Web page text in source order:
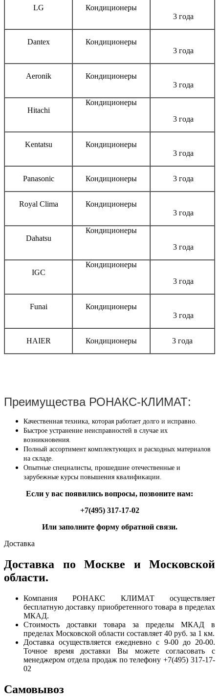
LG
Кондиционеры
3 года
Dantex
Кондиционеры
3 года
Aeronik
Кондиционеры
3 года
Hitachi
Кондиционеры
3 года
Kentatsu
Кондиционеры
3 года
Panasonic Кондиционеры 3 года
Royal Clima
Кондиционеры
3 года
Dahatsu
Кондиционеры
3 года
IGC
Кондиционеры
3 года
Funai
Кондиционеры
3 года
HAIER Кондиционеры 3 года
Преимущества РОНАКС-КЛИМАТ:
Качественная техника, которая работает долго и исправно.
Быстрое устранение неисправностей в случае их
возникновения.
Полный ассортимент комплектующих и расходных материалов
на складе.
Опытные специалисты, прошедшие отечественные и
зарубежные курсы повышения квалификации.
Если у вас появились вопросы, позвоните нам:
+7(495) 317-17-02
Или заполните форму обратной связи.
Доставка
Доставка по Москве и Московской
области.
Компания РОНАКС КЛИМАТ осуществляет
бесплатную доставку приобретенного товара в пределах
МКАД.
Стоимость доставки товара за пределы МКАД в
пределах Московской области составляет 40 руб. за 1 км.
Доставка осуществляется ежедневно с 9-00 до 20-00.
Точное время доставки Вы можете согласовать с
менеджером отдела продаж по телефону +7(495) 317-17-
02
Самовывоз